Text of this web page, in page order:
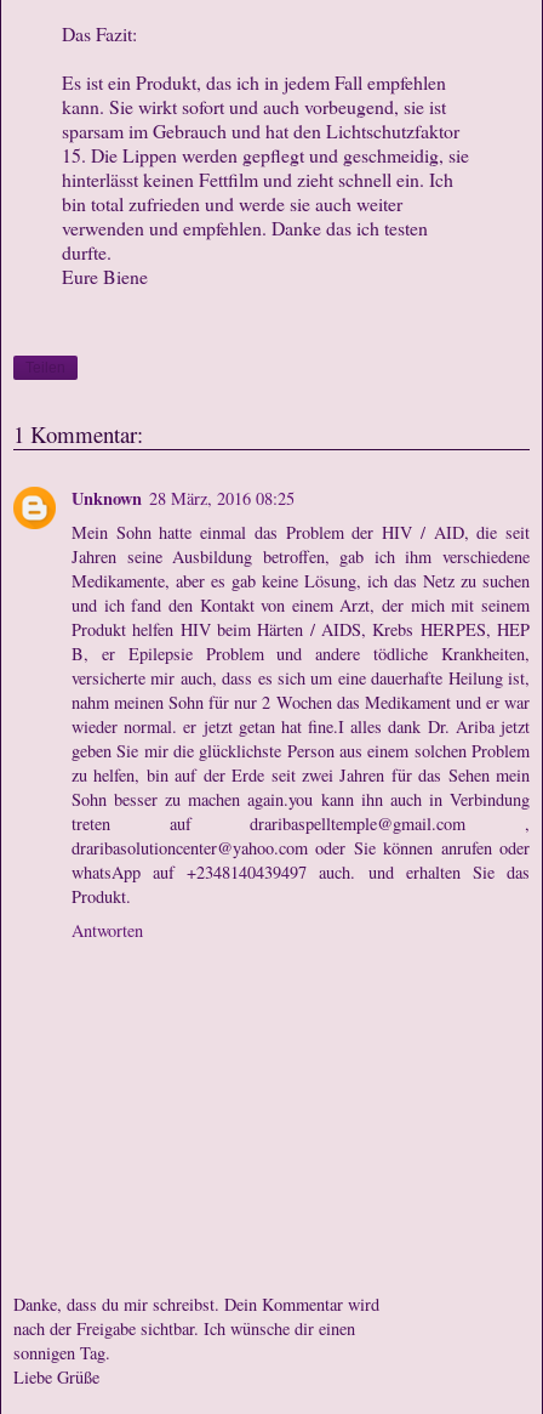
Das Fazit:
Es ist ein Produkt, das ich in jedem Fall empfehlen
kann. Sie wirkt sofort und auch vorbeugend, sie ist
sparsam im Gebrauch und hat den Lichtschutzfaktor
15. Die Lippen werden gepflegt und geschmeidig, sie
hinterlässt keinen Fettfilm und zieht schnell ein. Ich
bin total zufrieden und werde sie auch weiter
verwenden und empfehlen. Danke das ich testen
durfte.
Eure Biene
1 Kommentar:
Unknown 28 März, 2016 08:25
Mein Sohn hatte einmal das Problem der HIV / AID, die seit
Jahren seine Ausbildung betroffen, gab ich ihm verschiedene
Medikamente, aber es gab keine Lösung, ich das Netz zu suchen
und ich fand den Kontakt von einem Arzt, der mich mit seinem
Produkt helfen HIV beim Härten / AIDS, Krebs HERPES, HEP
B, er Epilepsie Problem und andere tödliche Krankheiten,
versicherte mir auch, dass es sich um eine dauerhafte Heilung ist,
nahm meinen Sohn für nur 2 Wochen das Medikament und er war
wieder normal. er jetzt getan hat fine.I alles dank Dr. Ariba jetzt
geben Sie mir die glücklichste Person aus einem solchen Problem
zu helfen, bin auf der Erde seit zwei Jahren für das Sehen mein
Sohn besser zu machen again.you kann ihn auch in Verbindung
treten auf draribaspelltemple@gmail.com ,
draribasolutioncenter@yahoo.com oder Sie können anrufen oder
whatsApp auf +2348140439497 auch. und erhalten Sie das
Produkt.
Antworten
Danke, dass du mir schreibst. Dein Kommentar wird
nach der Freigabe sichtbar. Ich wünsche dir einen
sonnigen Tag.
Liebe Grüße